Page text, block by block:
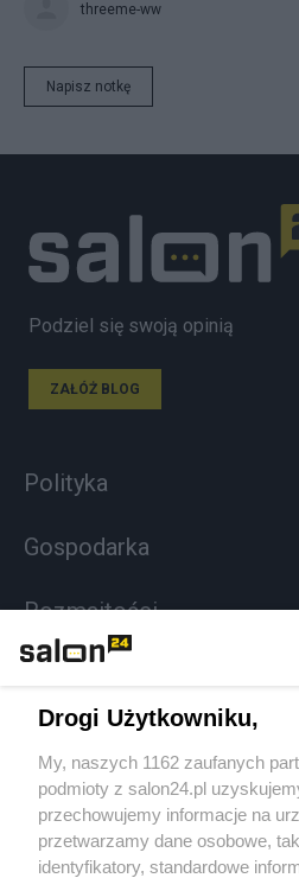
threeme-ww
Napisz notkę
Podziel się swoją opinią
ZAŁÓŻ BLOG
Polityka
Gospodarka
Rozmaitości
Sport
Społeczeństwo
Kultura
Drogi Użytkowniku,
My, naszych 1162 zaufanych
podmioty z salon24.pl
przechowujemy informacje na
przetwarzamy dane osobowe,
identyfikatory, standardowe